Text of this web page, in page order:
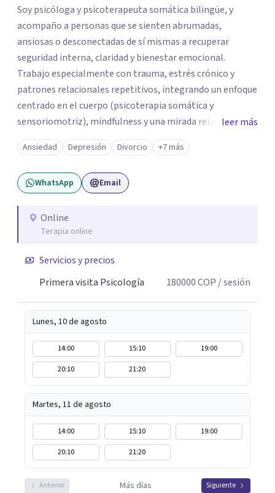
Soy psicóloga y psicoterapeuta somática bilingüe, y
acompaño a personas que se sienten abrumadas,
ansiosas o desconectadas de sí mismas a recuperar
seguridad interna, claridad y bienestar emocional.
Trabajo especialmente con trauma, estrés crónico y
patrones relacionales repetitivos, integrando un enfoque
centrado en el cuerpo (psicoterapia somática y
sensoriomotriz), mindfulness y una mirada relacional y
psicodinámica. En terapia te ayudo a entender lo que te
pasa sin juicio, a regular tu sistema nervioso y a
desarrollar recursos concretos para sentirte más
presente, estable y en paz contigo. También tengo
lo que me permite abordar dinámicas profundas que
pueden estar influyendo en tu historia y tus vínculos
leer más
Ansiedad Depresión Divorcio +7 más
WhatsApp Email
Online
Terapia online
Servicios y precios
Primera visita Psicología
180000COP / sesión
Lunes, 10 de agosto
14:00 15:10
19:00
20:10
21:20
Martes, 11 de agosto
14:00 15:10
19:00
20:10
21:20
Anterior Más días Siguiente